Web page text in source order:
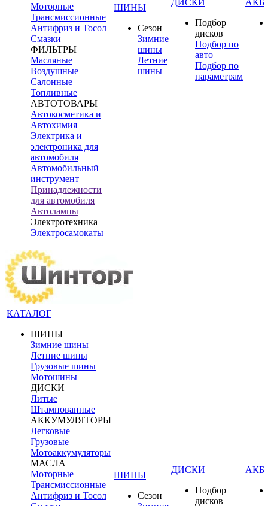
Моторные
Трансмиссионные
Антифриз и Тосол
Смазки
ФИЛЬТРЫ
Масляные
Воздушные
Салонные
Топливные
АВТОТОВАРЫ
Автокосметика и
Автохимия
Электрика и
электроника для
автомобиля
Автомобильный
инструмент
Принадлежности
для автомобиля
Автолампы
Электротехника
Электросамокаты
ШИНЫ
Сезон
Зимние
шины
Летние
шины
Подбор
дисков
Подбор по
авто
Подбор по
параметрам
КАТАЛОГ
ШИНЫ
Зимние шины
Летние шины
Грузовые шины
Мотошины
ДИСКИ
Литые
Штампованные
АККУМУЛЯТОРЫ
Легковые
Грузовые
Мотоаккумуляторы
МАСЛА
Моторные
Трансмиссионные
Антифриз и Тосол
ШИНЫ
Сезон
ДИСКИ
Подбор
дисков
АКБ